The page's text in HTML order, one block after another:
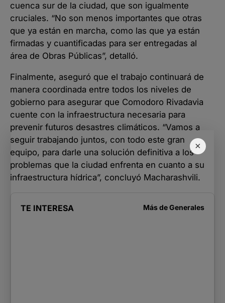
×
cuenca sur de la ciudad, que son igualmente
cruciales. “No son menos importantes que otras
que ya están en marcha, como las que ya están
firmadas y cuantificadas para ser entregadas al
área de Obras Públicas”, detalló.
Finalmente, aseguró que el trabajo continuará de
manera coordinada entre todos los niveles de
gobierno para asegurar que Comodoro Rivadavia
cuente con la infraestructura necesaria para
prevenir futuros desastres climáticos. “Vamos a
seguir trabajando juntos, con todo este gran
equipo, para darle una solución definitiva a los
problemas que la ciudad enfrenta en cuanto a su
infraestructura hídrica”, concluyó Macharashvili.
TE INTERESA Más deGenerales